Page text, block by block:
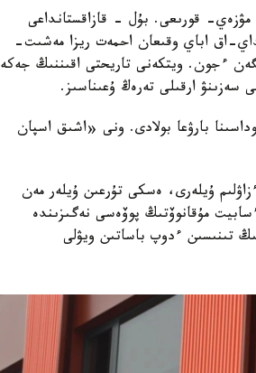
قورىعى. بۇل - قازاقستانداعى
اق اباي وقىعان احمەت ريزا مەشىت-
ءجون. ويتكەنى تاريحتى اقىننىڭ جەكە
سەزىنۋ ارقىلى تەرەڭ ۇعىناسىز.
بارۋعا بولادى. ونى «اشىق اسپان
ۇيلەرى، ەسكى تۇرعىن ۇيلەر مەن
ساقتالعان. كەيبىر عيماراتتاردا 1957 -جىلى ءسابيت مۇقانوۆتىڭ پوۆەسى نەگىزىندە
تىنىسىن ءدوپ باساتىن ويۋلى